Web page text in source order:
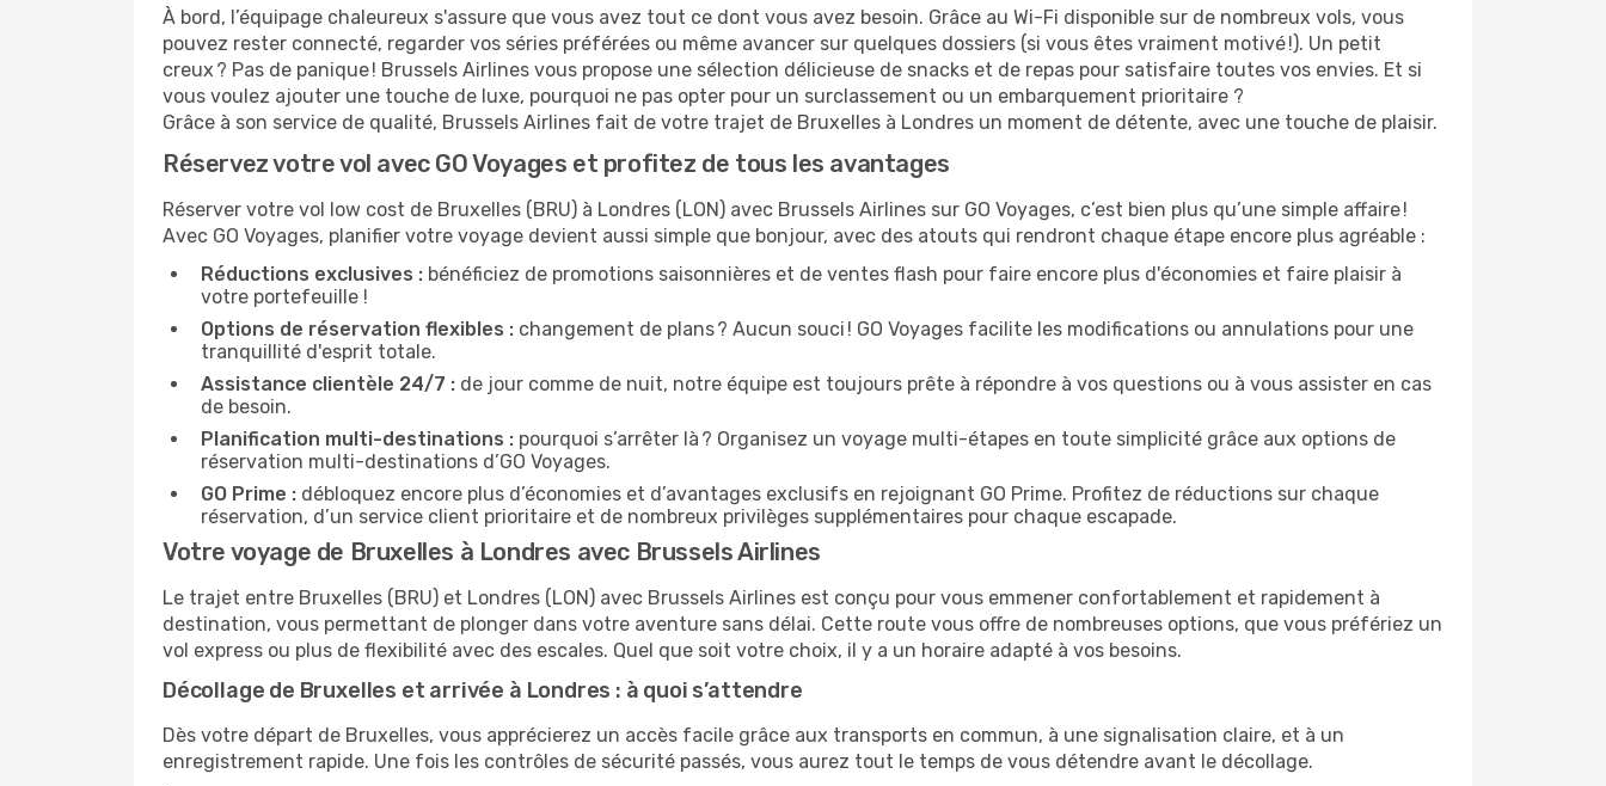
À bord, l’équipage chaleureux s'assure que vous avez tout ce dont vous avez besoin. Grâce au Wi-Fi disponible sur de nombreux vols, vous
pouvez rester connecté, regarder vos séries préférées ou même avancer sur quelques dossiers (si vous êtes vraiment motivé !). Un petit
creux ? Pas de panique ! Brussels Airlines vous propose une sélection délicieuse de snacks et de repas pour satisfaire toutes vos envies. Et si
vous voulez ajouter une touche de luxe, pourquoi ne pas opter pour un surclassement ou un embarquement prioritaire ?
Grâce à son service de qualité, Brussels Airlines fait de votre trajet de Bruxelles à Londres un moment de détente, avec une touche de plaisir.
Réservez votre vol avec GO Voyages et profitez de tous les avantages
Réserver votre vol low cost de Bruxelles (BRU) à Londres (LON) avec Brussels Airlines sur GO Voyages, c’est bien plus qu’une simple affaire !
Avec GO Voyages, planifier votre voyage devient aussi simple que bonjour, avec des atouts qui rendront chaque étape encore plus agréable :
Réductions exclusives : bénéficiez de promotions saisonnières et de ventes flash pour faire encore plus d'économies et faire plaisir à
votre portefeuille !
Options de réservation flexibles : changement de plans ? Aucun souci ! GO Voyages facilite les modifications ou annulations pour une
tranquillité d'esprit totale.
Assistance clientèle 24/7 : de jour comme de nuit, notre équipe est toujours prête à répondre à vos questions ou à vous assister en cas
de besoin.
Planification multi-destinations : pourquoi s’arrêter là ? Organisez un voyage multi-étapes en toute simplicité grâce aux options de
réservation multi-destinations d’GO Voyages.
GO Prime : débloquez encore plus d’économies et d’avantages exclusifs en rejoignant GO Prime. Profitez de réductions sur chaque
réservation, d’un service client prioritaire et de nombreux privilèges supplémentaires pour chaque escapade.
Votre voyage de Bruxelles à Londres avec Brussels Airlines
Le trajet entre Bruxelles (BRU) et Londres (LON) avec Brussels Airlines est conçu pour vous emmener confortablement et rapidement à
destination, vous permettant de plonger dans votre aventure sans délai. Cette route vous offre de nombreuses options, que vous préfériez un
vol express ou plus de flexibilité avec des escales. Quel que soit votre choix, il y a un horaire adapté à vos besoins.
Décollage de Bruxelles et arrivée à Londres : à quoi s’attendre
Dès votre départ de Bruxelles, vous apprécierez un accès facile grâce aux transports en commun, à une signalisation claire, et à un
enregistrement rapide. Une fois les contrôles de sécurité passés, vous aurez tout le temps de vous détendre avant le décollage.